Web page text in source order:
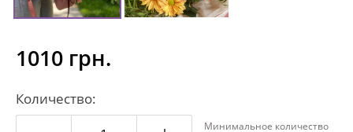
1010 грн.
Количество:
Минимальное количество